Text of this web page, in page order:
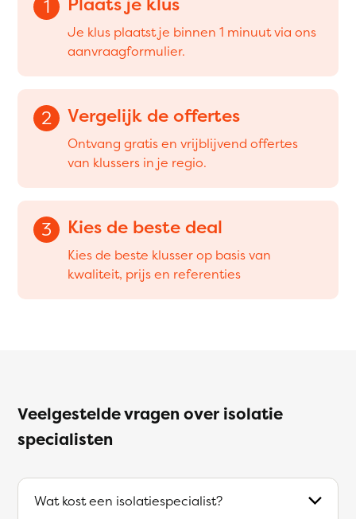
1
Je klus plaatst je binnen 1 minuut via ons
aanvraagformulier.
2 Vergelijk de offertes
Ontvang gratis en vrijblijvend offertes
van klussers in je regio.
3 Kies de beste deal
Kies de beste klusser op basis van
kwaliteit, prijs en referenties
Veelgestelde vragen over isolatie
specialisten
Wat kost een isolatiespecialist?